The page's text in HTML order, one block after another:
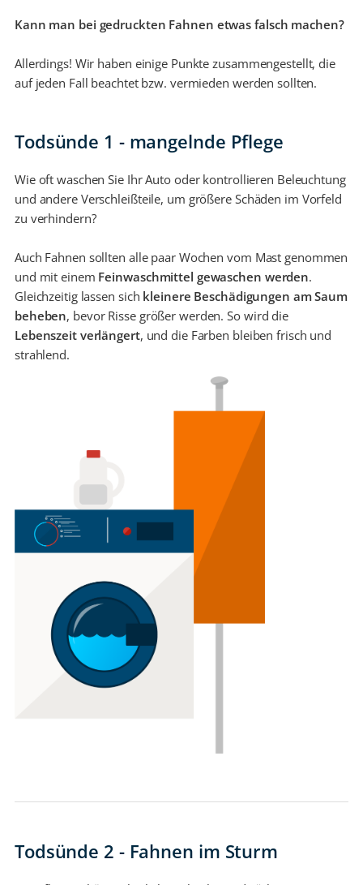
Kann man bei gedruckten Fahnen etwas falsch machen?
Allerdings! Wir haben einige Punkte zusammengestellt, die
auf jeden Fall beachtet bzw. vermieden werden sollten.
Todsünde 1 - mangelnde Pflege
Wie oft waschen Sie Ihr Auto oder kontrollieren Beleuchtung
und andere Verschleißteile, um größere Schäden im Vorfeld
zu verhindern?
Auch Fahnen sollten alle paar Wochen vom Mast genommen
und mit einem Feinwaschmittel gewaschen werden.
Gleichzeitig lassen sich kleinere Beschädigungen am Saum
beheben, bevor Risse größer werden. So wird die
Lebenszeit verlängert, und die Farben bleiben frisch und
strahlend.
Todsünde 2 - Fahnen im Sturm